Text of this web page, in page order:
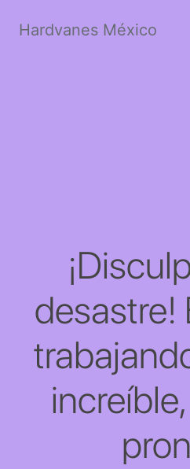
Hardvanes México
desastre!